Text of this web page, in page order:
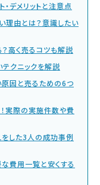
・デメリットと注意点
理由とは？意識したい
高く売るコツも解説
クニックを解説
因と売るための6つ
実際の実施件数や費
した3人の成功事例
費用一覧と安くする